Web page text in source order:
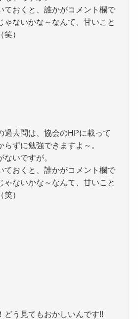
ておくと、誰かがコメント欄で
ゃないかな～なんて、甘いこと
）
過去問は、協会のHPに載って
らずに勉強できますよ～。
いですが。
ておくと、誰かがコメント欄で
ゃないかな～なんて、甘いこと
）
どう見てもおかしいんです!!